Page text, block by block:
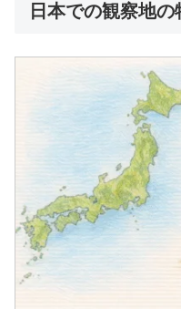
日本での観察地の